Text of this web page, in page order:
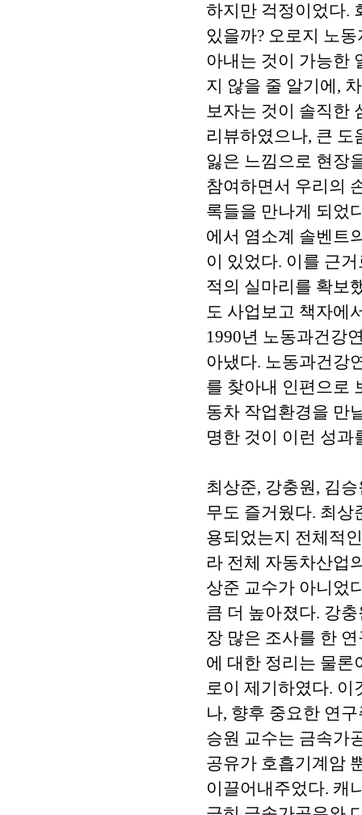
하지만 걱정이었다.
있을까? 오로지 노
아내는 것이 가능한
지 않을 줄 알기에,
보자는 것이 솔직한
리뷰하였으나, 큰 도
잃은 느낌으로 현장
참여하면서 우리의
록들을 만나게 되었
에서 염소계 솔벤트
이 있었다. 이를 근
적의 실마리를 확보
도 사업보고 책자에
1990년 노동과건강
아냈다. 노동과건강
를 찾아내 인편으로
동차 작업환경을 만
명한 것이 이런 성과
최상준, 강충원, 김
무도 즐거웠다. 최상
용되었는지 전체적
라 전체 자동차산업
상준 교수가 아니었
큼 더 높아졌다. 강
장 많은 조사를 한
에 대한 정리는 물론
로이 제기하였다. 이
나, 향후 중요한 연
승원 교수는 금속가
공유가 호흡기계암
이끌어내주었다. 캐